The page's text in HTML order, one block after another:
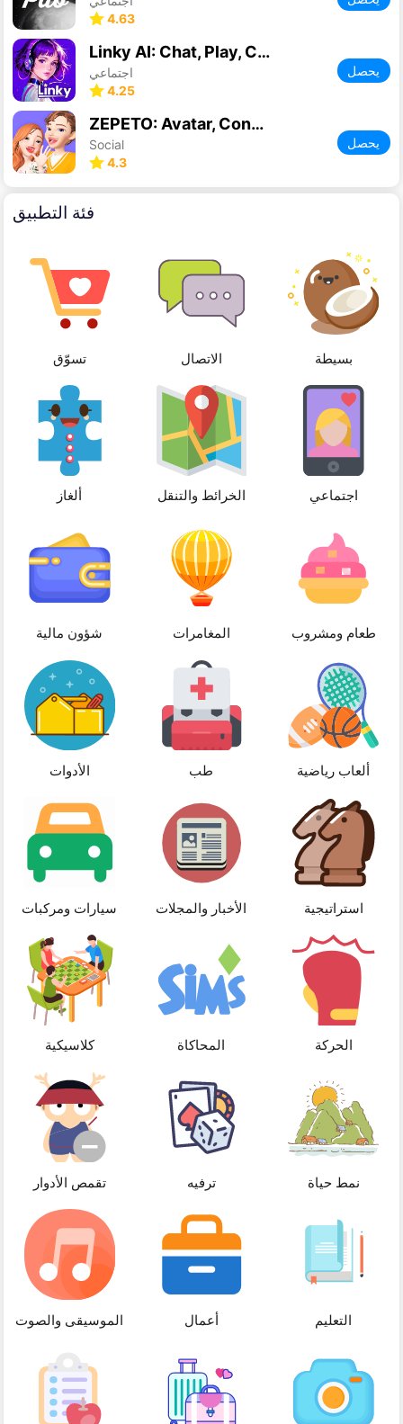
4.63
Linky AI: Chat, Play, Connect
اجتماعي
4.25
يحصل
ZEPETO: Avatar, Connect & Play
Social
4.3
يحصل
فئة التطبيق
تسوّق الاتصال بسيطة
ألغاز الخرائط والتنقل اجتماعي
شؤون مالية المغامرات طعام ومشروب
الأدوات طب ألعاب رياضية
سيارات ومركبات الأخبار والمجلات استراتيجية
كلاسيكية المحاكاة الحركة
تقمص الأدوار ترفيه نمط حياة
الموسيقى والصوت أعمال التعليم